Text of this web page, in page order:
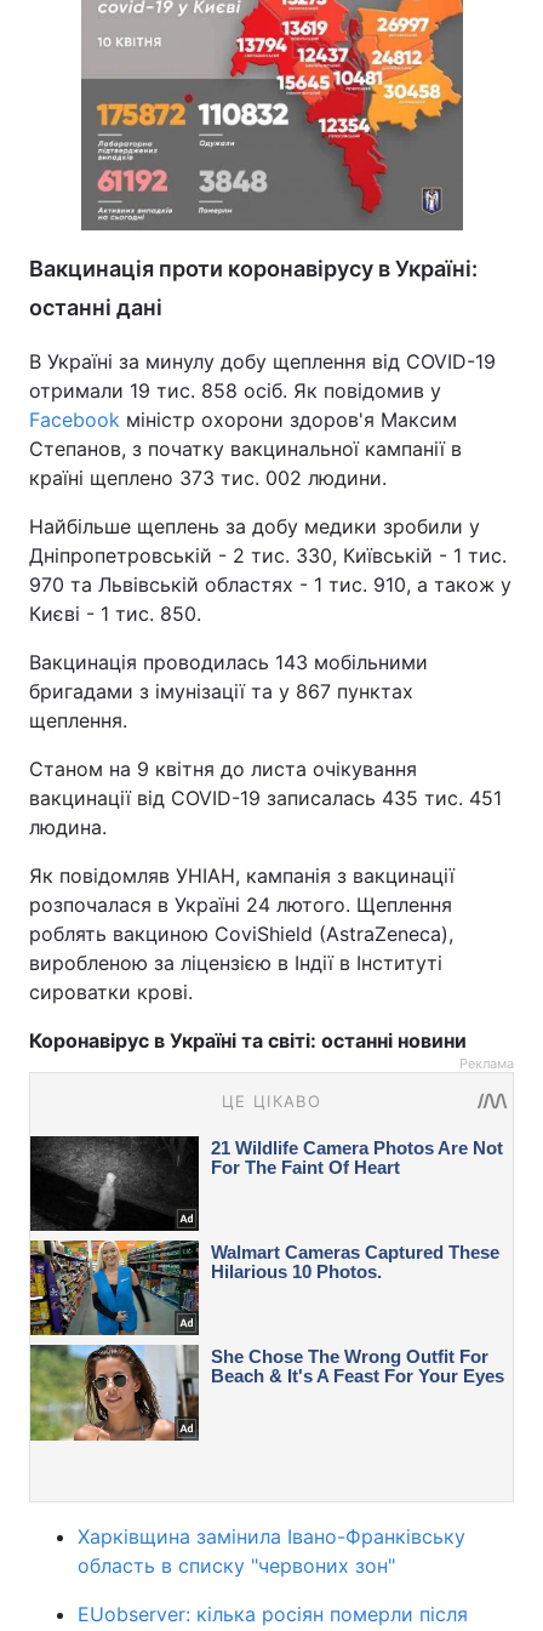
Вакцинація проти коронавірусу в Україні:
останні дані
В Україні за минулу добу щеплення від COVID-19
отримали 19 тис. 858 осіб. Як повідомив у
Facebook міністр охорони здоров'я Максим
Степанов, з початку вакцинальної кампанії в
країні щеплено 373 тис. 002 людини.
Найбільше щеплень за добу медики зробили у
Дніпропетровській - 2 тис. 330, Київській - 1 тис.
970 та Львівській областях - 1 тис. 910, а також у
Києві - 1 тис. 850.
Вакцинація проводилась 143 мобільними
бригадами з імунізації та у 867 пунктах
щеплення.
Станом на 9 квітня до листа очікування
вакцинації від COVID-19 записалась 435 тис. 451
людина.
Як повідомляв УНІАН, кампанія з вакцинації
розпочалася в Україні 24 лютого. Щеплення
роблять вакциною CoviShield (AstraZeneca),
виробленою за ліцензією в Індії в Інституті
сироватки крові.
Коронавірус в Україні та світі: останні новини
Реклама
Харківщина замінила Івано-Франківську
область в списку "червоних зон"
EUobserver: кілька росіян померли після